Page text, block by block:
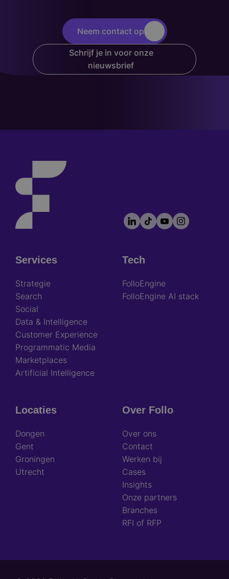
Neem contact op
Schrijf je in voor onze
nieuwsbrief
Footer
socials
LinkedIn
TikTokYouTubeInstagram
Footer
Services
Strategie
Search
Social
Data & Intelligence
Customer Experience
Programmatic Media
Marketplaces
Artificial Intelligence
Tech
FolloEngine
FolloEngine AI stack
Locaties
Dongen
Gent
Groningen
Utrecht
Over Follo
Over ons
Contact
Werken bij
Cases
Insights
Onze partners
Branches
RFI of RFP